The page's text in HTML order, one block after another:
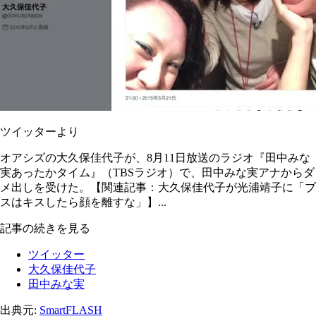
ツイッターより
オアシズの大久保佳代子が、8月11日放送のラジオ『田中みな
実あったかタイム』（TBSラジオ）で、田中みな実アナからダ
メ出しを受けた。【関連記事：大久保佳代子が光浦靖子に「ブ
スはキスしたら顔を離すな」】...
記事の続きを見る
ツイッター
大久保佳代子
田中みな実
出典元: SmartFLASH